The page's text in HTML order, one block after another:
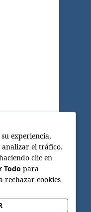
experiencia,
el tráfico.
clic en
Todo para
rechazar cookies